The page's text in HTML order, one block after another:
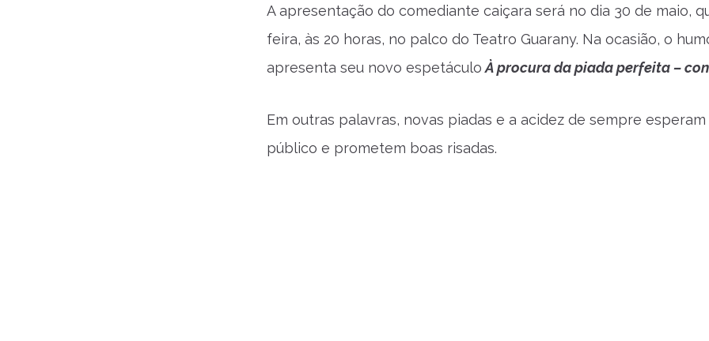
A apresentação do comediante caiçara será no dia 30 de maio,
feira, às 20 horas, no palco do Teatro Guarany. Na ocasião, o
apresenta seu novo espetáculoÀ procura da piada perfeita –
Em outras palavras, novas piadas e a acidez de sempre esperam
público e prometem boas risadas.